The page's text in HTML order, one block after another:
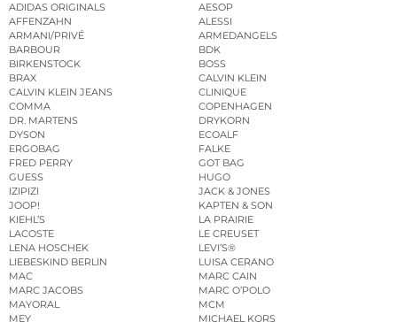
ADIDAS ORIGINALS
AESOP
AFFENZAHN
ALESSI
ARMANI/PRIVÉ
ARMEDANGELS
BARBOUR
BDK
BIRKENSTOCK
BOSS
BRAX
CALVIN KLEIN
CALVIN KLEIN JEANS
CLINIQUE
COMMA
COPENHAGEN
DR. MARTENS
DRYKORN
DYSON
ECOALF
ERGOBAG
FALKE
FRED PERRY
GOT BAG
GUESS
HUGO
IZIPIZI
JACK & JONES
JOOP!
KAPTEN & SON
KIEHL’S
LA PRAIRIE
LACOSTE
LE CREUSET
LENA HOSCHEK
LEVI’S®
LIEBESKIND BERLIN
LUISA CERANO
MAC
MARC CAIN
MARC JACOBS
MARC O’POLO
MAYORAL
MCM
MEY
MICHAEL KORS